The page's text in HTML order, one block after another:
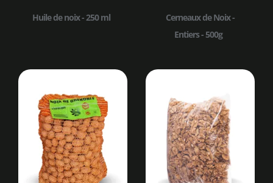
Huile de noix - 250 ml
Cerneaux de Noix -
Entiers - 500g